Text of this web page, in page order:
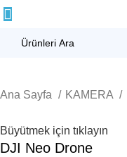
Ana Sayfa KAMERA
Büyütmek için tıklayın
DJI Neo Drone